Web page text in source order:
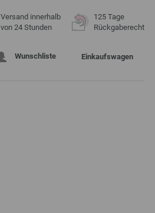
Versand innerhalb
von 24 Stunden
125 Tage
Rückgaberecht
Wunschliste Einkaufswagen